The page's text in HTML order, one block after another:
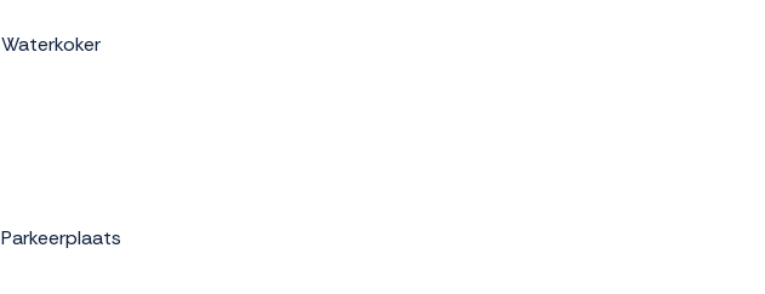
Waterkoker
Parkeerplaats